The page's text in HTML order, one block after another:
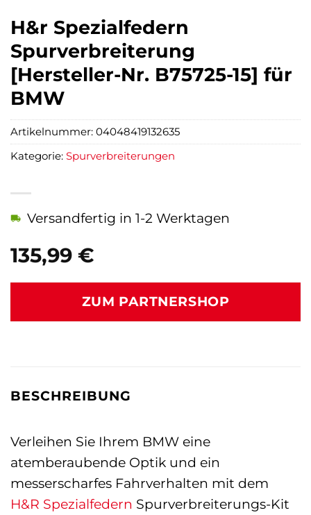
H&r Spezialfedern
Spurverbreiterung
[Hersteller-Nr. B75725-15] für
BMW
135,99 €
Versandfertig in 1-2 Werktagen
ZUM PARTNERSHOP
Artikelnummer: 04048419132635
Kategorie: Spurverbreiterungen
BESCHREIBUNG
Verleihen Sie Ihrem BMW eine
atemberaubende Optik und ein
messerscharfes Fahrverhalten mit dem
H&R Spezialfedern Spurverbreiterungs-Kit